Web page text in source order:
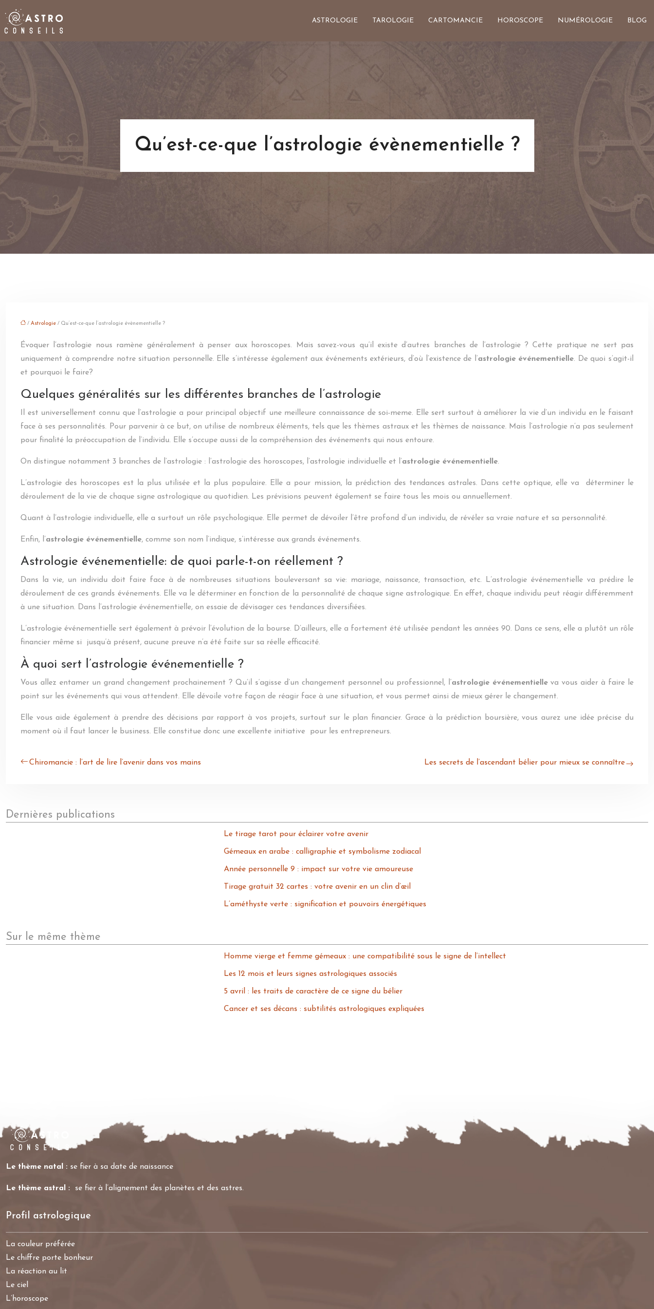
ASTROLOGIE TAROLOGIE CARTOMANCIE HOROSCOPE NUMÉROLOGIE BLOG
Qu’est-ce-que l’astrologie évènementielle ?
/ Astrologie / Qu’est-ce-que l’astrologie évènementielle ?
Évoquer l’astrologie nous ramène généralement à penser aux horoscopes. Mais savez-vous qu’il existe d’autres branches de l’astrologie ? Cette pratique ne sert pas
uniquement à comprendre notre situation personnelle. Elle s’intéresse également aux événements extérieurs, d’où l’existence de l’astrologie événementielle. De quoi s’agit-il
et pourquoi le faire?
Quelques généralités sur les différentes branches de l’astrologie
Il est universellement connu que l’astrologie a pour principal objectif une meilleure connaissance de soi-meme. Elle sert surtout à améliorer la vie d’un individu en le faisant
face à ses personnalités. Pour parvenir à ce but, on utilise de nombreux éléments, tels que les thèmes astraux et les thèmes de naissance. Mais l’astrologie n’a pas seulement
pour finalité la préoccupation de l’individu. Elle s’occupe aussi de la compréhension des événements qui nous entoure.
On distingue notamment 3 branches de l’astrologie : l’astrologie des horoscopes, l’astrologie individuelle et l’astrologie événementielle.
L’astrologie des horoscopes est la plus utilisée et la plus populaire. Elle a pour mission, la prédiction des tendances astrales. Dans cette optique, elle va déterminer le
déroulement de la vie de chaque signe astrologique au quotidien. Les prévisions peuvent également se faire tous les mois ou annuellement.
Quant à l’astrologie individuelle, elle a surtout un rôle psychologique. Elle permet de dévoiler l’être profond d’un individu, de révéler sa vraie nature et sa personnalité.
Enfin, l’astrologie événementielle, comme son nom l’indique, s’intéresse aux grands événements.
Astrologie événementielle: de quoi parle-t-on réellement ?
Dans la vie, un individu doit faire face à de nombreuses situations bouleversant sa vie: mariage, naissance, transaction, etc. L’astrologie événementielle va prédire le
déroulement de ces grands événements. Elle va le déterminer en fonction de la personnalité de chaque signe astrologique. En effet, chaque individu peut réagir différemment
à une situation. Dans l’astrologie événementielle, on essaie de dévisager ces tendances diversifiées.
L’astrologie événementielle sert également à prévoir l’évolution de la bourse. D’ailleurs, elle a fortement été utilisée pendant les années 90. Dans ce sens, elle a plutôt un rôle
financier même si jusqu’à présent, aucune preuve n’a été faite sur sa réelle efficacité.
À quoi sert l’astrologie événementielle ?
Vous allez entamer un grand changement prochainement ? Qu’il s’agisse d’un changement personnel ou professionnel, l’astrologie événementielleva vous aider à faire le
point sur les événements qui vous attendent. Elle dévoile votre façon de réagir face à une situation, et vous permet ainsi de mieux gérer le changement.
Elle vous aide également à prendre des décisions par rapport à vos projets, surtout sur le plan financier. Grace à la prédiction boursière, vous aurez une idée précise du
moment où il faut lancer le business. Elle constitue donc une excellente initiative pour les entrepreneurs.
Chiromancie : l’art de lire l’avenir dans vos mains Les secrets de l’ascendant bélier pour mieux se connaître
Dernières publications
Le tirage tarot pour éclairer votre avenir
Gémeaux en arabe : calligraphie et symbolisme zodiacal
Année personnelle 9 : impact sur votre vie amoureuse
Tirage gratuit 32 cartes : votre avenir en un clin d’œil
L’améthyste verte : signification et pouvoirs énergétiques
Sur le même thème
Homme vierge et femme gémeaux : une compatibilité sous le signe de l’intellect
Les 12 mois et leurs signes astrologiques associés
5 avril : les traits de caractère de ce signe du bélier
Cancer et ses décans : subtilités astrologiques expliquées
Le thème natal : se fier à sa date de naissance
Le thème astral : se fier à l’alignement des planètes et des astres.
Profil astrologique
La couleur préférée
Le chiffre porte bonheur
La réaction au lit
Le ciel
L’horoscope